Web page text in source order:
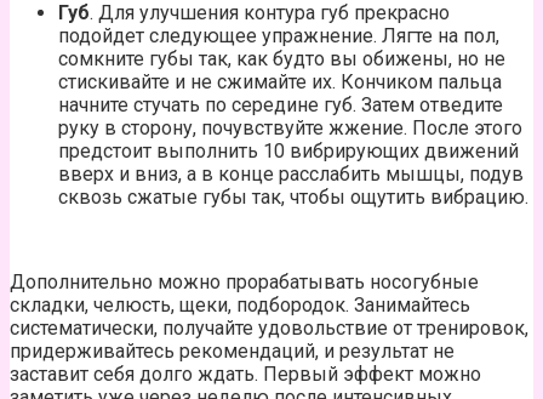
Губ. Для улучшения контура губ прекрасно
подойдет следующее упражнение. Лягте на пол,
сомкните губы так, как будто вы обижены, но не
стискивайте и не сжимайте их. Кончиком пальца
начните стучать по середине губ. Затем отведите
руку в сторону, почувствуйте жжение. После этого
предстоит выполнить 10 вибрирующих движений
вверх и вниз, а в конце расслабить мышцы, подув
сквозь сжатые губы так, чтобы ощутить вибрацию.
Дополнительно можно прорабатывать носогубные
складки, челюсть, щеки, подбородок. Занимайтесь
систематически, получайте удовольствие от тренировок,
придерживайтесь рекомендаций, и результат не
заставит себя долго ждать. Первый эффект можно